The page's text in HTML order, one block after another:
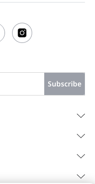
Subscribe